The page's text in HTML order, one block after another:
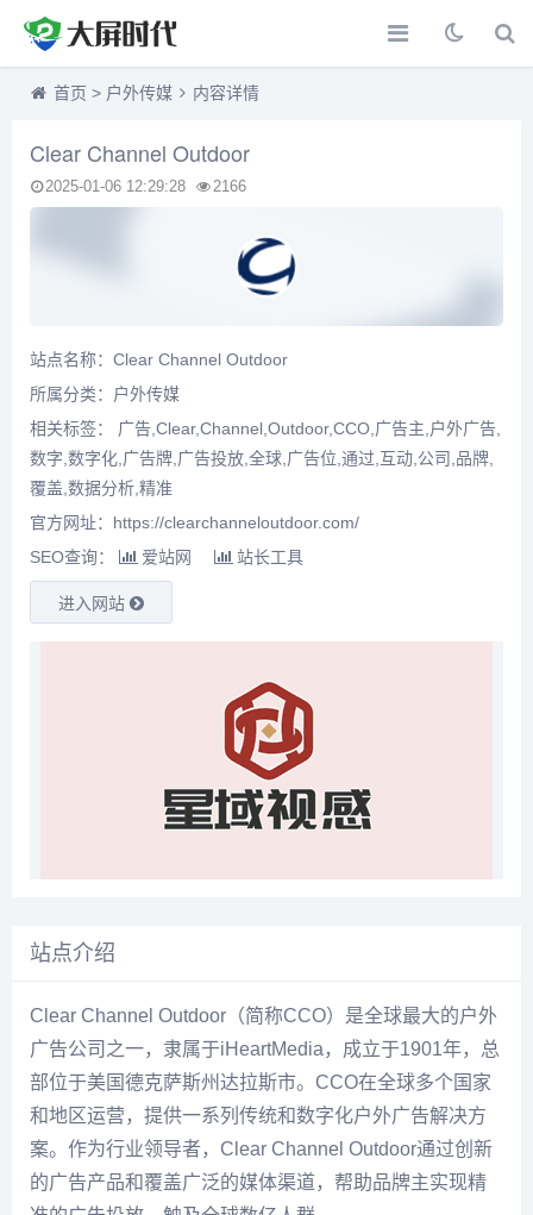
首页 > 户外传媒 内容详情
Clear Channel Outdoor
2025-01-06 12:29:28 2166
站点名称：Clear Channel Outdoor
所属分类： 户外传媒
相关标签： 广告,Clear,Channel,Outdoor,CCO,广告主,户外广告,
数字,数字化,广告牌,广告投放,全球,广告位,通过,互动,公司,品牌,
覆盖,数据分析,精准
官方网址：https://clearchanneloutdoor.com/
SEO查询：
爱站网 站长工具
进入网站
站点介绍
Clear Channel Outdoor（简称CCO）是全球最大的户外
广告公司之一，隶属于iHeartMedia，成立于1901年，总
部位于美国德克萨斯州达拉斯市。CCO在全球多个国家
和地区运营，提供一系列传统和数字化户外广告解决方
案。作为行业领导者，Clear Channel Outdoor通过创新
的广告产品和覆盖广泛的媒体渠道，帮助品牌主实现精